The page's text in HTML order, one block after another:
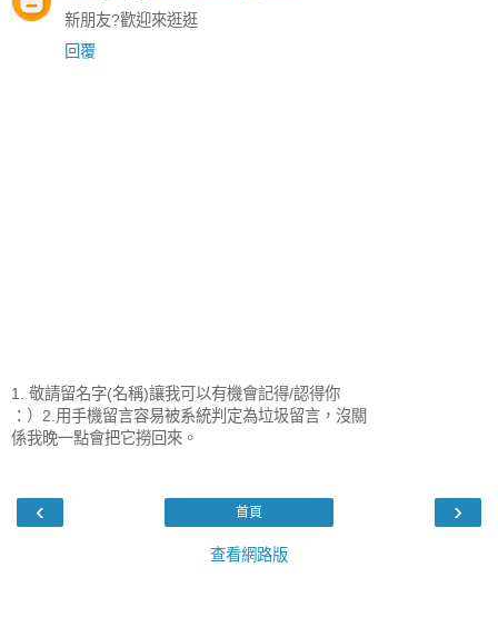
新朋友?歡迎來逛逛
回覆
1. 敬請留名字(名稱)讓我可以有機會記得/認得你
：）2.用手機留言容易被系統判定為垃圾留言，沒關
係我晚一點會把它撈回來。
‹ ›
首頁
查看網路版